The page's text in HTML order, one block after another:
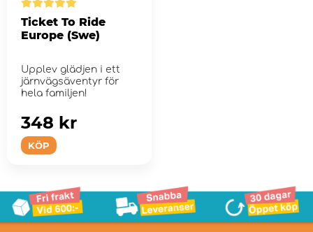
Ticket To Ride
Europe (Swe)
Upplev glädjen i ett
järnvägsäventyr för
hela familjen!
KÖP
348 kr